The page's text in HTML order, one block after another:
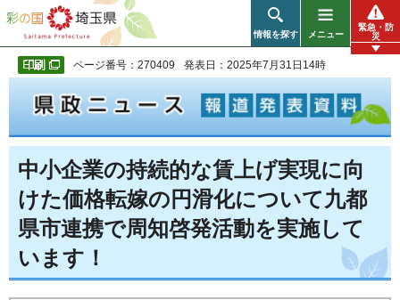
彩の国 埼玉県
情報を探す メニュー
緊急・防
災
ページ番号：270409 発表日：2025年7月31日14時
中小企業の持続的な賃上げ実現に向
けた価格転嫁の円滑化について九都
県市連携で周知啓発活動を実施して
います！